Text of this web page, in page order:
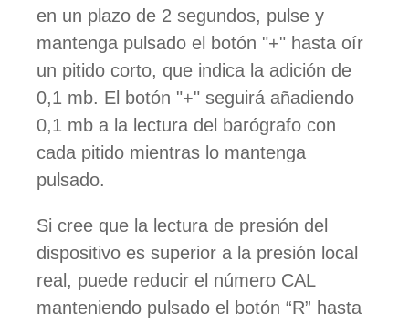
en un plazo de 2 segundos, pulse y
mantenga pulsado el botón "+" hasta oír
un pitido corto, que indica la adición de
0,1 mb. El botón "+" seguirá añadiendo
0,1 mb a la lectura del barógrafo con
cada pitido mientras lo mantenga
pulsado.
Si cree que la lectura de presión del
dispositivo es superior a la presión local
real, puede reducir el número CAL
manteniendo pulsado el botón “R” hasta